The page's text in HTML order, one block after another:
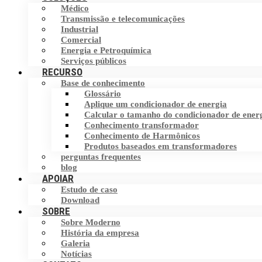
Chave de transferência estática (STS)
Armazenamento de energia
Filtro Harmônico
Dispositivo de Correção do Fator de
Potência (PFC)
Eliminador de corrente neutra (NCE)
Dispositivo de proteção contra surtos
Médico
Transmissão e telecomunicações
Industrial
Comercial
Energia e Petroquímica
Serviços públicos
RECURSO
Base de conhecimento
Glossário
Aplique um condicionador de energia
Calcular o tamanho do condicionador de
Conhecimento transformador
Conhecimento de Harmônicos
Produtos baseados em transformadores
perguntas frequentes
blog
APOIAR
Estudo de caso
Download
SOBRE
Sobre Moderno
História da empresa
Galeria
Notícias